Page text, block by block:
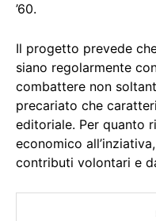
’60.
Il progetto prevede
siano regolarmente
combattere non
precariato che
editoriale. Per quanto
economico
contributi volontari e